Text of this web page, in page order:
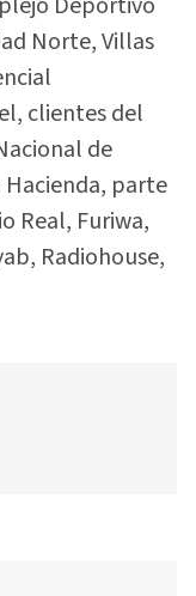
Norte, Villas
clientes del
de
Hacienda, parte
Real, Furiwa,
Radiohouse,